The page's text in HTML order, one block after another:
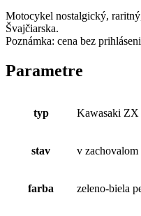
Motocykel nostalgický,
Švajčiarska.
Poznámka: cena bez
Parametre
typ Kawasaki
stav v zachovalom
farba zeleno-biela